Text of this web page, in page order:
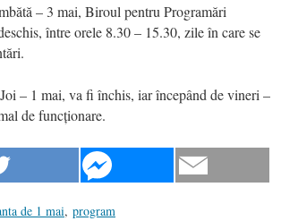
– 3 mai, Biroul pentru Programări
între orele 8.30 – 15.30, zile în care se
– 1 mai, va fi închis, iar începând de vineri –
de funcționare.
de 1 mai, program